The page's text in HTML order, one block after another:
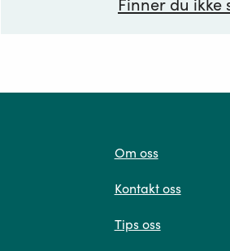
Finner du ikke
Spør oss
Om oss
Kontakt oss
Tips oss